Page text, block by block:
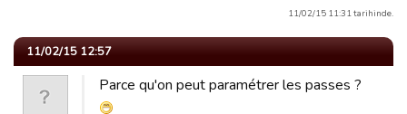
11/02/15 11:31 tarihinde.
11/02/15 12:57
Parce qu'on peut paramétrer les passes ?